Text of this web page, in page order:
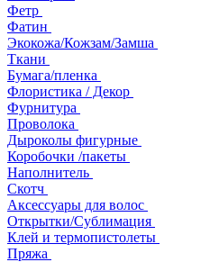
Фетр
Фатин
Экокожа/Кожзам/Замша
Ткани
Бумага/пленка
Флористика / Декор
Фурнитура
Проволока
Дыроколы фигурные
Коробочки /пакеты
Наполнитель
Скотч
Аксессуары для волос
Открытки/Сублимация
Клей и термопистолеты
Пряжа